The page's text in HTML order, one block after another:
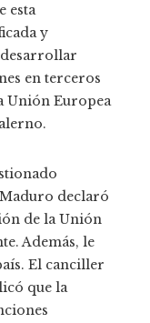
esta
y
en terceros
Unión Europea
declaró
de la Unión
Además, le
El canciller
que la